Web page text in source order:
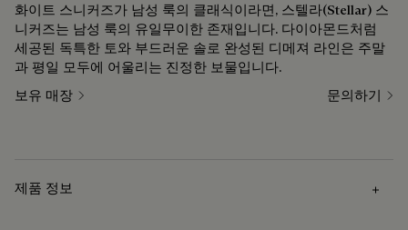
화이트 스니커즈가 남성 룩의 클래식이라면, 스텔라(Stellar) 스
니커즈는 남성 룩의 유일무이한 존재입니다. 다이아몬드처럼
세공된 독특한 토와 부드러운 솔로 완성된 디메져 라인은 주말
과 평일 모두에 어울리는 진정한 보물입니다.
보유 매장
문의하기
제품 정보